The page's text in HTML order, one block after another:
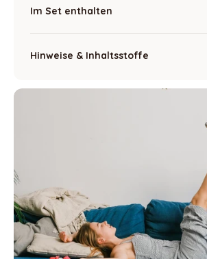
Im Set enthalten
Hinweise & Inhaltsstoffe